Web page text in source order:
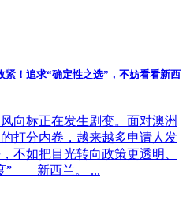
紧！追求“确定性之选”，不妨看看新西
向标正在发生剧变。面对澳洲
打分内卷，越来越多申请人发
不如把目光转向政策更透明、
”——新西兰。 ...